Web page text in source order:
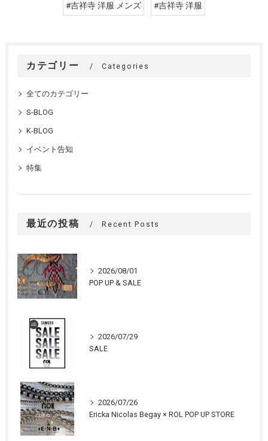
#吉祥寺 洋服 メンズ #吉祥寺 洋服
カテゴリー Categories
全てのカテゴリー
S-BLOG
K-BLOG
イベント告知
特集
最近の投稿 Recent Posts
2026/08/01
POP UP & SALE
2026/07/29
SALE
2026/07/26
Ericka Nicolas Begay × ROL POP UP STORE